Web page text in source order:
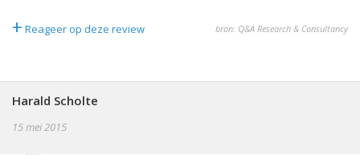
+ Reageer op deze review bron: Q&A Research & Consultancy
Harald Scholte
15 mei 2015